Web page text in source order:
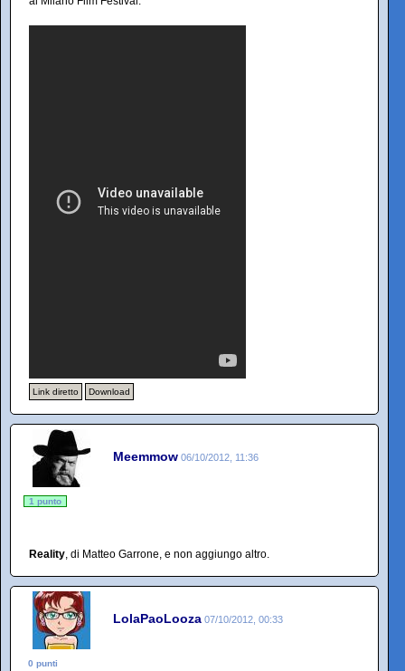
Link diretto Download
Meemmow 06/10/2012, 11:36
1 punto
Reality, di Matteo Garrone, e non aggiungo altro.
LolaPaoLooza 07/10/2012, 00:33
0 punti